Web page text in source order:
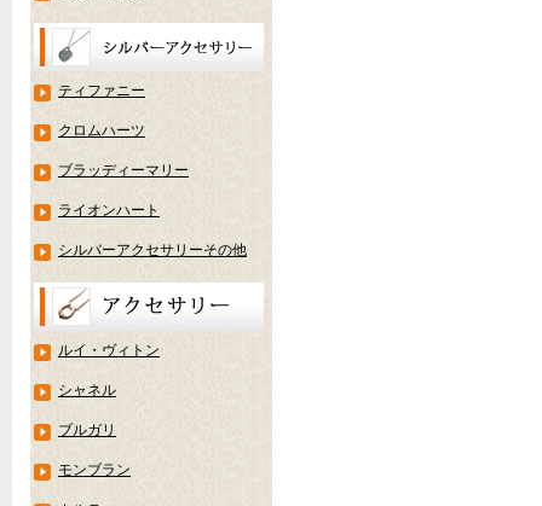
ティファニー
クロムハーツ
ブラッディーマリー
ライオンハート
シルバーアクセサリーその他
ルイ・ヴィトン
シャネル
ブルガリ
モンブラン